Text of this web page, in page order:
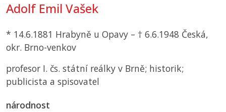
Adolf Emil Vašek
* 14.6.1881 Hrabyně u Opavy – † 6.6.1948 Česká,
okr. Brno-venkov
profesor I. čs. státní reálky v Brně; historik;
publicista a spisovatel
národnost